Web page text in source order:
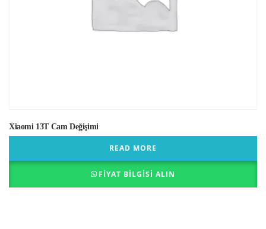
Xiaomi 13T Cam Değişimi
READ MORE
FIYAT BILGISI ALIN